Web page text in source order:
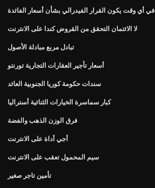
في أي وقت يكون القرار الفيدرالي بشأن أسعار الفائدة
لا الائتمان التحقق من القروض كندا على الانترنت
تبادل مربع مبادلة الأصول
أسعار تأجير العقارات التجارية تورنتو
سندات حكومة كوريا الجنوبية العائد
كبار سماسرة الخيارات الثنائية أستراليا
فرق الوزن الذهب والفضة
أجي أداة على الانترنت
سيم المحمول تعقب على الانترنت
تأمين تاجر صغير